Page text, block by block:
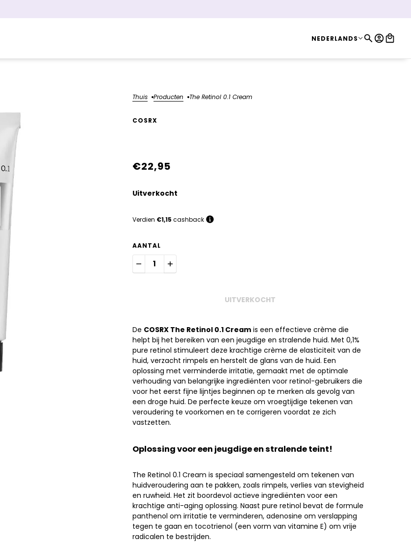
NEDERLANDS
NEDERLANDS
Thuis Producten The Retinol 0.1 Cream
COSRX
€22,95
Uitverkocht
Verdien €1,15 cashback
AANTAL
UITVERKOCHT
De COSRX The Retinol 0.1 Cream is een effectieve crème die
helpt bij het bereiken van een jeugdige en stralende huid. Met 0,1%
pure retinol stimuleert deze krachtige crème de elasticiteit van de
huid, verzacht rimpels en herstelt de glans van de huid. Een
oplossing met verminderde irritatie, gemaakt met de optimale
verhouding van belangrijke ingrediënten voor retinol-gebruikers die
voor het eerst fijne lijntjes beginnen op te merken als gevolg van
een droge huid. De perfecte keuze om vroegtijdige tekenen van
veroudering te voorkomen en te corrigeren voordat ze zich
vastzetten.
Oplossing voor een jeugdige en stralende teint!
The Retinol 0.1 Cream is speciaal samengesteld om tekenen van
huidveroudering aan te pakken, zoals rimpels, verlies van stevigheid
en ruwheid. Het zit boordevol actieve ingrediënten voor een
krachtige anti-aging oplossing. Naast pure retinol bevat de formule
panthenol om irritatie te verminderen, adenosine om verslapping
tegen te gaan en tocotrienol (een vorm van vitamine E) om vrije
radicalen te bestrijden.